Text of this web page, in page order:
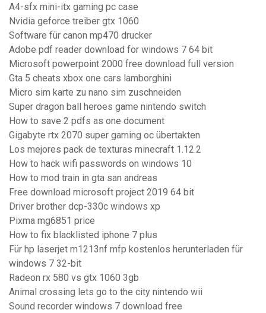
A4-sfx mini-itx gaming pc case
Nvidia geforce treiber gtx 1060
Software für canon mp470 drucker
Adobe pdf reader download for windows 7 64 bit
Microsoft powerpoint 2000 free download full version
Gta 5 cheats xbox one cars lamborghini
Micro sim karte zu nano sim zuschneiden
Super dragon ball heroes game nintendo switch
How to save 2 pdfs as one document
Gigabyte rtx 2070 super gaming oc übertakten
Los mejores pack de texturas minecraft 1.12.2
How to hack wifi passwords on windows 10
How to mod train in gta san andreas
Free download microsoft project 2019 64 bit
Driver brother dcp-330c windows xp
Pixma mg6851 price
How to fix blacklisted iphone 7 plus
Für hp laserjet m1213nf mfp kostenlos herunterladen für
windows 7 32-bit
Radeon rx 580 vs gtx 1060 3gb
Animal crossing lets go to the city nintendo wii
Sound recorder windows 7 download free